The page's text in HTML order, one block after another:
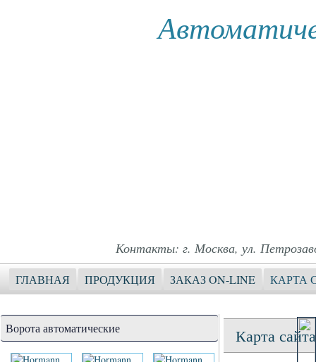
Контакты: г. Москва, ул.
ГЛАВНАЯ ПРОДУКЦИЯ ЗАКАЗ ON-LINE КАРТА
Ворота автоматические Карта сайта